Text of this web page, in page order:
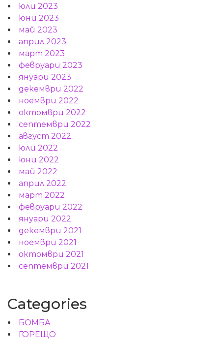
юли 2023
юни 2023
май 2023
април 2023
март 2023
февруари 2023
януари 2023
декември 2022
ноември 2022
октомври 2022
септември 2022
август 2022
юли 2022
юни 2022
май 2022
април 2022
март 2022
февруари 2022
януари 2022
декември 2021
ноември 2021
октомври 2021
септември 2021
Categories
БОМБА
ГОРЕЩО